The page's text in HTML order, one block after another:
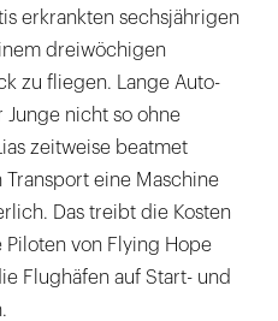
erkrankten sechsjährigen
dreiwöchigen
zu fliegen. Lange Auto-
nicht so ohne
zeitweise beatmet
eine Maschine
Das treibt die Kosten
von Flying Hope
Flughäfen auf Start- und